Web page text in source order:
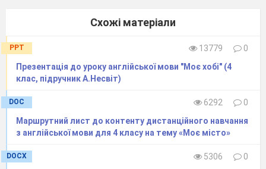
Summer is bright.
Winter is white.
(https://www.youtube.com/watch?
v=8p82tSzApY8
A song”What’s the weather like today?”
What’s the weather,
What’s the weather,
Схожі матеріали
PPT 13779
0
Презентація до уроку англійської мови "Моє хобі" (4
клас, підручник А.Несвіт)
DOC 6292
0
Маршрутний лист до контенту дистанційного навчання
з англійської мови для 4 класу на тему «Моє місто»
DOCX 5306
0